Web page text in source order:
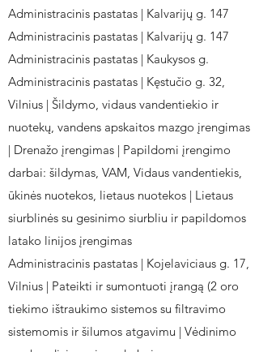
Administracinis pastatas | Kalvarijų g. 147
Administracinis pastatas | Kalvarijų g. 147
Administracinis pastatas | Kaukysos g.
Administracinis pastatas | Kęstučio g. 32,
Vilnius | Šildymo, vidaus vandentiekio ir
nuotekų, vandens apskaitos mazgo įrengimas
| Drenažo įrengimas | Papildomi įrengimo
darbai: šildymas, VAM, Vidaus vandentiekis,
ūkinės nuotekos, lietaus nuotekos | Lietaus
siurblinės su gesinimo siurbliu ir papildomos
latako linijos įrengimas
Administracinis pastatas | Kojelaviciaus g. 17,
Vilnius | Pateikti ir sumontuoti įrangą (2 oro
tiekimo ištraukimo sistemos su filtravimo
sistemomis ir šilumos atgavimu | Vėdinimo